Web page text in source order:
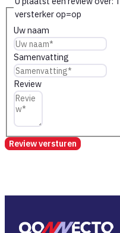
versterker op=op
Uw naam
Samenvatting
Review
Review versturen